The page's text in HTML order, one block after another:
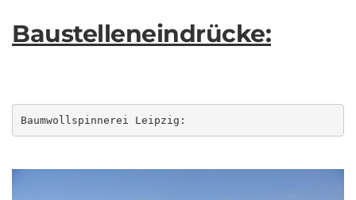
Baustelleneindrücke:
Baumwollspinnerei Leipzig: